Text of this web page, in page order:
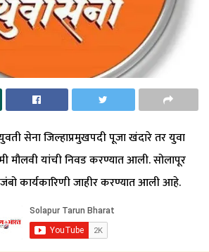
सेना जिल्हाप्रमुखपदी पूजा खंदारे तर युवा
मौलवी यांची निवड करण्यात आली. सोलापूर
कार्यकारिणी जाहीर करण्यात आली आहे.